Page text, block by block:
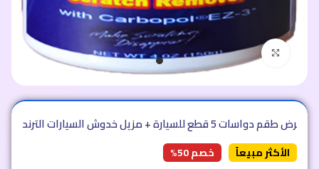
اضغط للتكبير
الأكثر مبيعاً خصم 50%